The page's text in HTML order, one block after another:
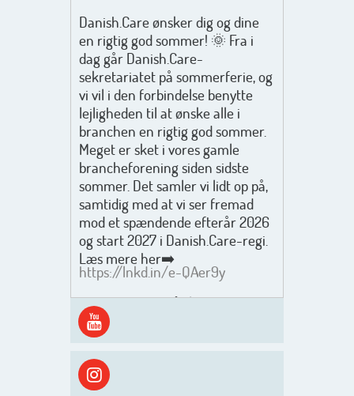
Danish.Care ønsker dig og dine
en rigtig god sommer! 🌞 Fra i
dag går Danish.Care-
sekretariatet på sommerferie, og
vi vil i den forbindelse benytte
lejligheden til at ønske alle i
branchen en rigtig god sommer.
Meget er sket i vores gamle
brancheforening siden sidste
sommer. Det samler vi lidt op på,
samtidig med at vi ser fremad
mod et spændende efterår 2026
og start 2027 i Danish.Care-regi.
Læs mere her➡️
https://lnkd.in/e-QAer9y
Men inden det går løs med en
spændende og aktivt
efterårsæson, så går turen først
ud i solen, ned til vandet og ind i
skyggen igen. Danish.Care holder